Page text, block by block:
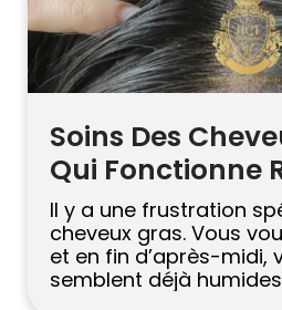
Soins Des
Qui Fonctionne
Il y a une frustration
cheveux gras. Vous
et en fin d’après-midi,
semblent déjà